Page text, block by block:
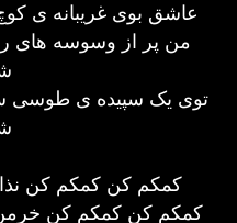
عاشق بوی غريبانه ی
من پر از وسوسه های
توی یک سپیده ی طوسی
کمکم کن کمکم کن
کمکم کن کمکم کن